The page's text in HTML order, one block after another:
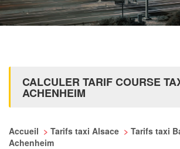
CALCULER TARIF COURSE
ACHENHEIM
Accueil > Tarifs taxi Alsace > Tarifs taxi
Achenheim